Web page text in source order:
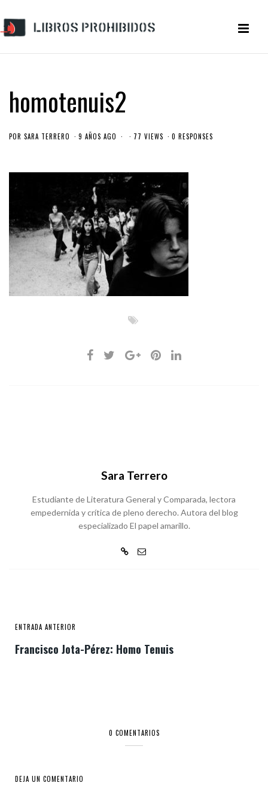
homotenuis2
POR SARA TERRERO 9 AÑOS AGO 77 VIEWS 0 RESPONSES
Sara Terrero
Estudiante de Literatura General y Comparada, lectora
empedernida y crítica de pleno derecho. Autora del blog
especializado El papel amarillo.
ENTRADA ANTERIOR
Francisco Jota-Pérez: Homo Tenuis
0 COMENTARIOS
DEJA UN COMENTARIO